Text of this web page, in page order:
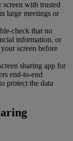
screen with trusted
large meetings or
check that no
information, or
screen before
sharing app for
end-to-end
protect the data